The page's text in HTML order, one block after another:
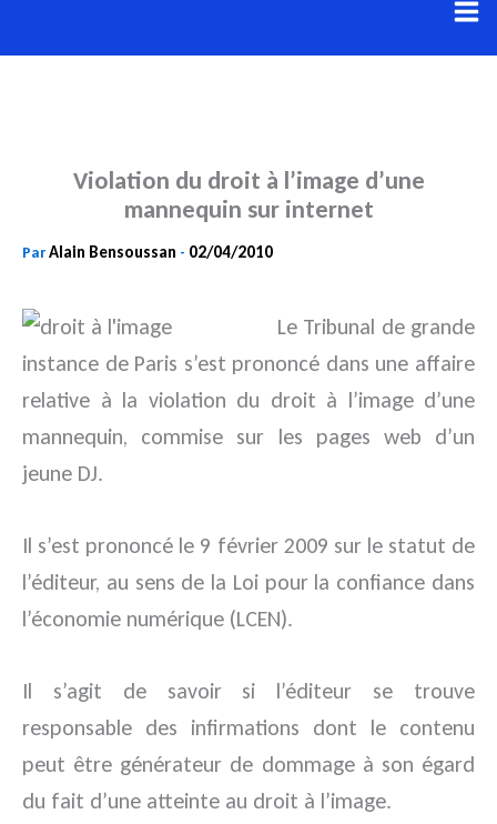
au
Violation du droit à l’image d’une
mannequin sur internet
ParAlain Bensoussan - 02/04/2010
Le Tribunal de grande
instance de Paris s’est prononcé dans une affaire
relative à la violation du droit à l’image d’une
mannequin, commise sur les pages web d’un
jeune DJ.
Il s’est prononcé le 9 février 2009 sur le statut de
l’éditeur, au sens de la Loi pour la confiance dans
l’économie numérique (LCEN).
Il s’agit de savoir si l’éditeur se trouve
responsable des infirmations dont le contenu
peut être générateur de dommage à son égard
du fait d’une atteinte au droit à l’image.